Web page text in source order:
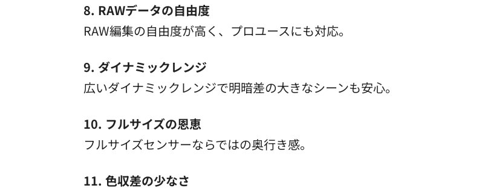
8. RAWデータの自由度
RAW編集の自由度が高く、プロユースにも対応。
9. ダイナミックレンジ
広いダイナミックレンジで明暗差の大きなシーンも安心。
10. フルサイズの恩恵
フルサイズセンサーならではの奥行き感。
11. 色収差の少なさ